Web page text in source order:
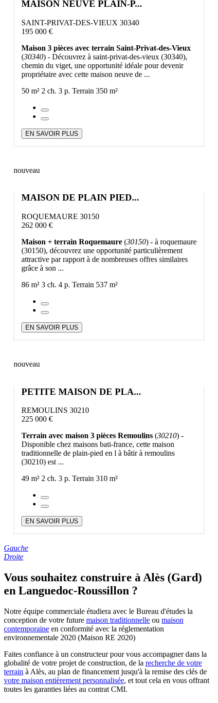
MAISON NEUVE PLAIN-P...
SAINT-PRIVAT-DES-VIEUX 30340
195 000 €
Maison 3 pièces avec terrain Saint-Privat-des-Vieux
(30340) - Découvrez à saint-privat-des-vieux (30340),
chemin du viget, une opportunité idéale pour devenir
propriétaire avec cette maison neuve de ...
50 m² 2 ch. 3 p. Terrain 350 m²
EN SAVOIR PLUS
nouveau
MAISON DE PLAIN PIED...
ROQUEMAURE 30150
262 000 €
Maison + terrain Roquemaure (30150) - à roquemaure
(30150), découvrez une opportunité particulièrement
attractive par rapport à de nombreuses offres similaires
grâce à son ...
86 m² 3 ch. 4 p. Terrain 537 m²
EN SAVOIR PLUS
nouveau
PETITE MAISON DE PLA...
REMOULINS 30210
225 000 €
Terrain avec maison 3 pièces Remoulins (30210) -
Disponible chez maisons bati-france, cette maison
traditionnelle de plain-pied en l à bâtir à remoulins
(30210) est ...
49 m² 2 ch. 3 p. Terrain 310 m²
EN SAVOIR PLUS
Gauche
Droite
Vous souhaitez construire à Alès (Gard)
en Languedoc-Roussillon ?
Notre équipe commerciale étudiera avec le Bureau d'études la
conception de votre future maison traditionnelle ou maison
contemporaine en conformité avec la réglementation
environnementale 2020 (Maison RE 2020)
Faites confiance à un constructeur pour vous accompagner dans la
globalité de votre projet de construction, de la recherche de votre
terrain à Alès, au plan de financement jusqu'à la remise des clés de
votre maison entièrement personnalisée, et tout cela en vous offrant
toutes les garanties liées au contrat CMI.